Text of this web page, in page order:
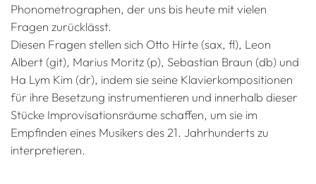
Phonometrographen, der uns bis heute mit vielen
Fragen zurücklässt.
Diesen Fragen stellen sich Otto Hirte (sax, fl), Leon
Albert (git), Marius Moritz (p), Sebastian Braun (db) und
Ha Lym Kim (dr), indem sie seine Klavierkompositionen
für ihre Besetzung instrumentieren und innerhalb dieser
Stücke Improvisationsräume schaffen, um sie im
Empfinden eines Musikers des 21. Jahrhunderts zu
interpretieren.